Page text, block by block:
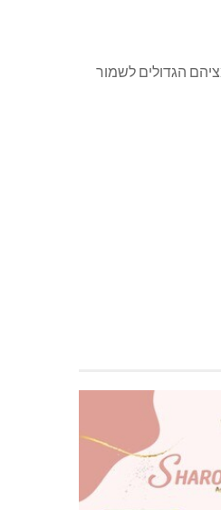
הגדולים לשמור